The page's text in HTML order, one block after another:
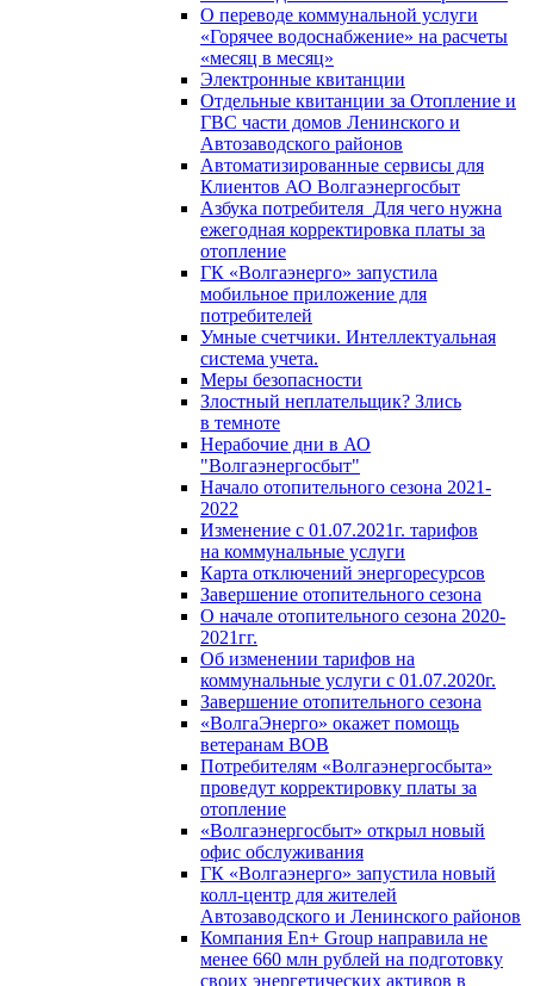
О переводе коммунальной услуги
«Горячее водоснабжение» на расчеты
«месяц в месяц»
Электронные квитанции
Отдельные квитанции за Отопление и
ГВС части домов Ленинского и
Автозаводского районов
Автоматизированные сервисы для
Клиентов АО Волгаэнергосбыт
Азбука потребителя_Для чего нужна
ежегодная корректировка платы за
отопление
ГК «Волгаэнерго» запустила
мобильное приложение для
потребителей
Умные счетчики. Интеллектуальная
система учета.
Меры безопасности
Злостный неплательщик? Злись
в темноте
Нерабочие дни в АО
"Волгаэнергосбыт"
Начало отопительного сезона 2021-
2022
Изменение с 01.07.2021г. тарифов
на коммунальные услуги
Карта отключений энергоресурсов
Завершение отопительного сезона
О начале отопительного сезона 2020-
2021гг.
Об изменении тарифов на
коммунальные услуги с 01.07.2020г.
Завершение отопительного сезона
«ВолгаЭнерго» окажет помощь
ветеранам ВОВ
Потребителям «Волгаэнергосбыта»
проведут корректировку платы за
отопление
«Волгаэнергосбыт» открыл новый
офис обслуживания
ГК «Волгаэнерго» запустила новый
колл-центр для жителей
Автозаводского и Ленинского районов
Компания En+ Group направила не
менее 660 млн рублей на подготовку
своих энергетических активов в